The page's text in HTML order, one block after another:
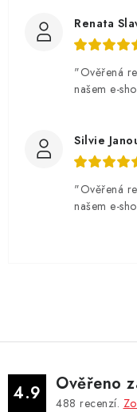
Renata
"Ověřená
našem e-
Silvie
"Ověřená
našem e-
4.9 Ověřeno
488 recenzí.